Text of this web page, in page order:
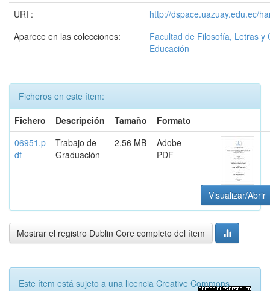
URI :
http://dspace.uazuay.edu.ec/
Aparece en las colecciones:
Facultad de Filosofía, Letras y
Educación
Ficheros en este ítem:
Fichero
Descripción Tamaño
Formato
06951.p
df
Trabajo de
Graduación
2,56 MB
Adobe
PDF
Visualizar/Abrir
Mostrar el registro Dublin Core completo del ítem
Este ítem está sujeto a una licencia Creative Commons